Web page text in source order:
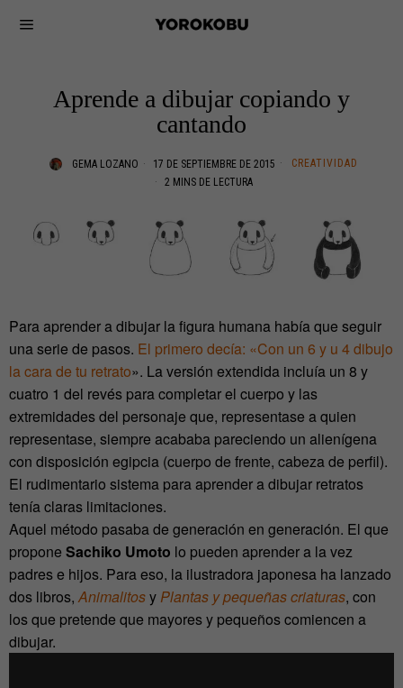
Aprende a dibujar copiando y
cantando
GEMA LOZANO 17 DE SEPTIEMBRE DE 2015
CREATIVIDAD
2 MINS DE LECTURA
Para aprender a dibujar la figura humana había que seguir
una serie de pasos. El primero decía: «Con un 6 y u 4 dibujo
la cara de tu retrato». La versión extendida incluía un 8 y
cuatro 1 del revés para completar el cuerpo y las
extremidades del personaje que, representase a quien
representase, siempre acababa pareciendo un alienígena
con disposición egipcia (cuerpo de frente, cabeza de perfil).
El rudimentario sistema para aprender a dibujar retratos
tenía claras limitaciones.
Aquel método pasaba de generación en generación. El que
propone Sachiko Umoto lo pueden aprender a la vez
padres e hijos. Para eso, la ilustradora japonesa ha lanzado
dos libros, Animalitosy Plantas y pequeñas criaturas, con
los que pretende que mayores y pequeños comiencen a
dibujar.